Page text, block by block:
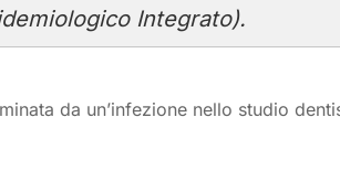
Integrato).
da un’infezione nello studio